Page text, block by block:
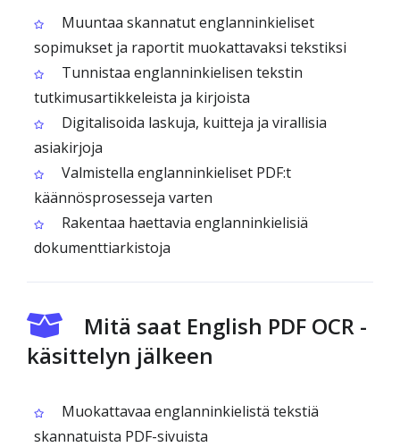
Muuntaa skannatut englanninkieliset
sopimukset ja raportit muokattavaksi tekstiksi
Tunnistaa englanninkielisen tekstin
tutkimusartikkeleista ja kirjoista
Digitalisoida laskuja, kuitteja ja virallisia
asiakirjoja
Valmistella englanninkieliset PDF:t
käännösprosesseja varten
Rakentaa haettavia englanninkielisiä
dokumenttiarkistoja
Mitä saat English PDF OCR -
käsittelyn jälkeen
Muokattavaa englanninkielistä tekstiä
skannatuista PDF-sivuista